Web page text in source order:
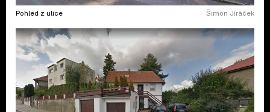
Pohled z ulice Šimon Jiráček